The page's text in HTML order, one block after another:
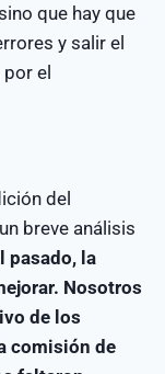
que hay que
y salir el
el
del
breve análisis
pasado, la
Nosotros
de los
comisión de